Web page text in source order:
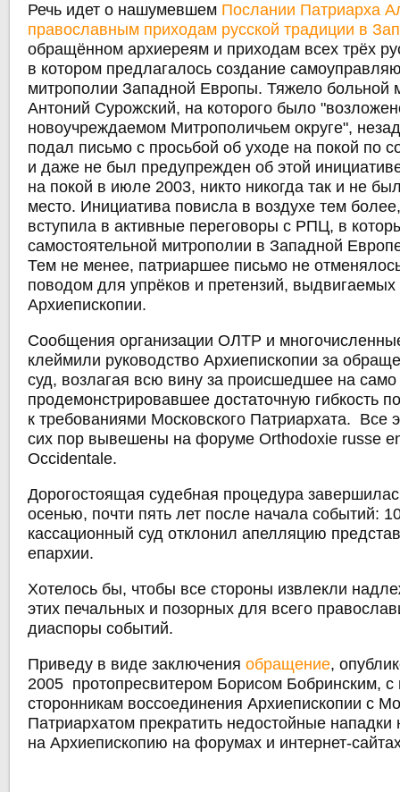
Речь идет о нашумевшем Послании Патриарха
православным приходам русской традиции в
обращённом архиереям и приходам всех трёх
в котором предлагалось создание
митрополии Западной Европы. Тяжело больной
Антоний Сурожский, на которого было
новоучреждаемом Митрополичьем округе",
подал письмо с просьбой об уходе на покой по
и даже не был предупрежден об этой
на покой в июле 2003, никто никогда так и не
место. Инициатива повисла в воздухе тем
вступила в активные переговоры с РПЦ, в
самостоятельной митрополии в Западной
Тем не менее, патриаршее письмо не
поводом для упрёков и претензий, выдвигаемых
Архиепископии.
Сообщения организации ОЛТР и
клеймили руководство Архиепископии за
суд, возлагая всю вину за происшедшее на само
продемонстрировавшее достаточную гибкость
к требованиями Московского Патриархата. Все
сих пор вывешены на форуме Orthodoxie russe
Occidentale.
Дорогостоящая судебная процедура
осенью, почти пять лет после начала событий:
кассационный суд отклонил апелляцию
епархии.
Хотелось бы, чтобы все стороны извлекли
этих печальных и позорных для всего
диаспоры событий.
Приведу в виде заключенияобращение,
2005 протопресвитером Борисом Бобринским, с
сторонникам воссоединения Архиепископии с
Патриархатом прекратить недостойные нападки
на Архиепископию на форумах и интернет-